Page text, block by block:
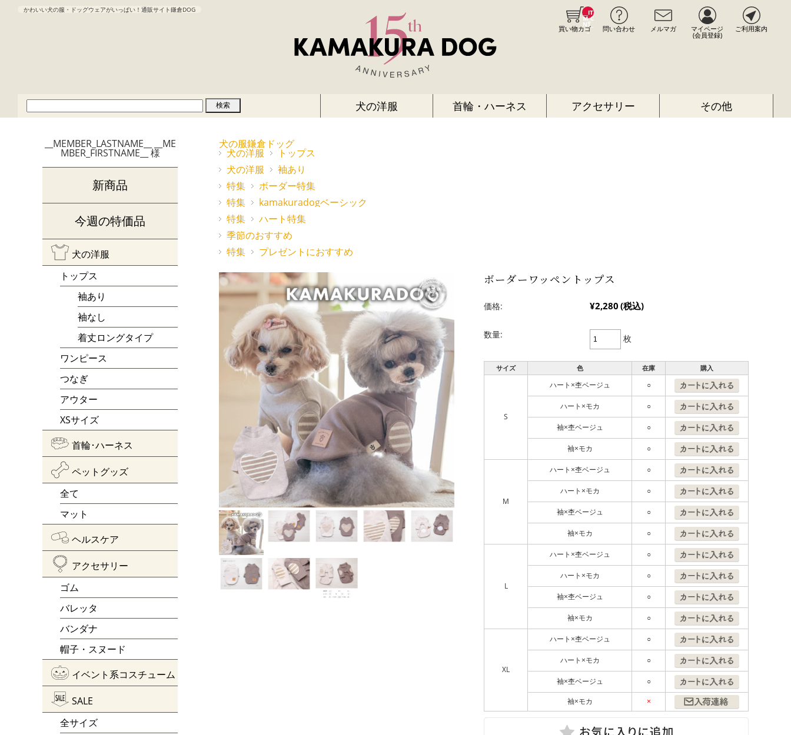
かわいい犬の服・ドッグウェアがいっぱい！通販サイト鎌倉DOG __IT
M_C
NT_
_
買い物カゴ 問い合わせ メルマガ マイページ
(会員登録)
ご利用案内
犬の洋服 首輪・ハーネス アクセサリー その他
犬の服鎌倉ドッグ
犬の洋服
トップス
犬の洋服
袖あり
特集
ボーダー特集
特集
kamakuradogベーシック
特集
ハート特集
季節のおすすめ
特集
プレゼントにおすすめ
ボーダーワッペントップス
価格: ¥2,280(税込)
数量: 枚
サイズ 色 在庫 購入
S
ハート×杢ベージュ ○
ハート×モカ ○
袖×杢ベージュ ○
袖×モカ ○
M
ハート×杢ベージュ ○
ハート×モカ ○
袖×杢ベージュ ○
袖×モカ ○
L
ハート×杢ベージュ ○
ハート×モカ ○
袖×杢ベージュ ○
袖×モカ ○
XL
ハート×杢ベージュ ○
ハート×モカ ○
袖×杢ベージュ
○
袖×モカ
×
__MEMBER_LASTNAME__ __ME
MBER_FIRSTNAME__ 様
新商品
今週の特価品
犬の洋服
トップス
袖あり
袖なし
着丈ロングタイプ
ワンピース
つなぎ
アウター
XSサイズ
首輪･ハーネス
ペットグッズ
全て
マット
ヘルスケア
アクセサリー
ゴム
バレッタ
バンダナ
帽子・スヌード
イベント系コスチューム
SALE
全サイズ